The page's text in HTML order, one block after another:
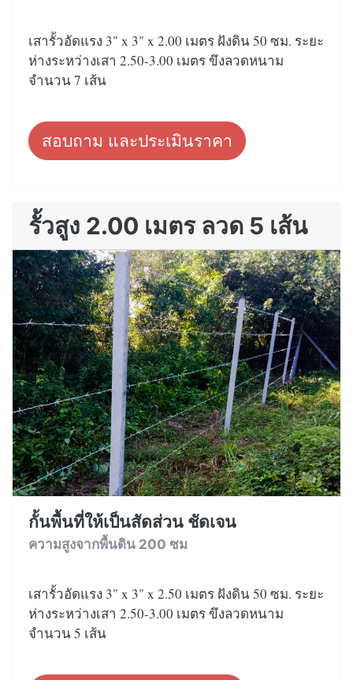
เสารั้วอัดแรง 3" x 3" x 2.00 เมตร ฝังดิน 50 ซม. ระยะ
ห่างระหว่างเสา 2.50-3.00 เมตร ขึงลวดหนาม
จำนวน 7 เส้น
สอบถาม และประเมินราคา
รั้วสูง 2.00 เมตร ลวด 5 เส้น
กั้นพื้นที่ให้เป็นสัดส่วน ชัดเจน
ความสูงจากพื้นดิน 200 ซม
เสารั้วอัดแรง 3" x 3" x 2.50 เมตร ฝังดิน 50 ซม. ระยะ
ห่างระหว่างเสา 2.50-3.00 เมตร ขึงลวดหนาม
จำนวน 5 เส้น